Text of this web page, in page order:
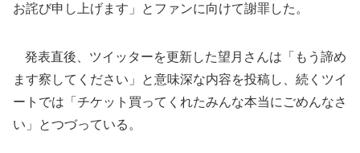
お詫び申し上げます」とファンに向けて謝罪した。
発表直後、ツイッターを更新した望月さんは「もう諦め
ます察してください」と意味深な内容を投稿し、続くツイ
ートでは「チケット買ってくれたみんな本当にごめんなさ
い」とつづっている。